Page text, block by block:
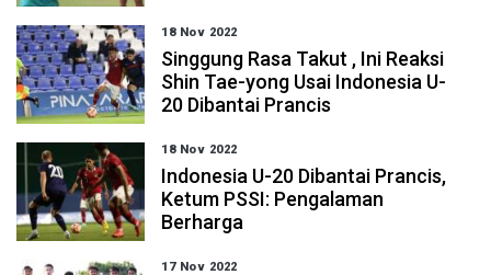
18 Nov 2022
Singgung Rasa Takut , Ini Reaksi
Shin Tae-yong Usai Indonesia U-
20 Dibantai Prancis
18 Nov 2022
Indonesia U-20 Dibantai Prancis,
Ketum PSSI: Pengalaman
Berharga
17 Nov 2022